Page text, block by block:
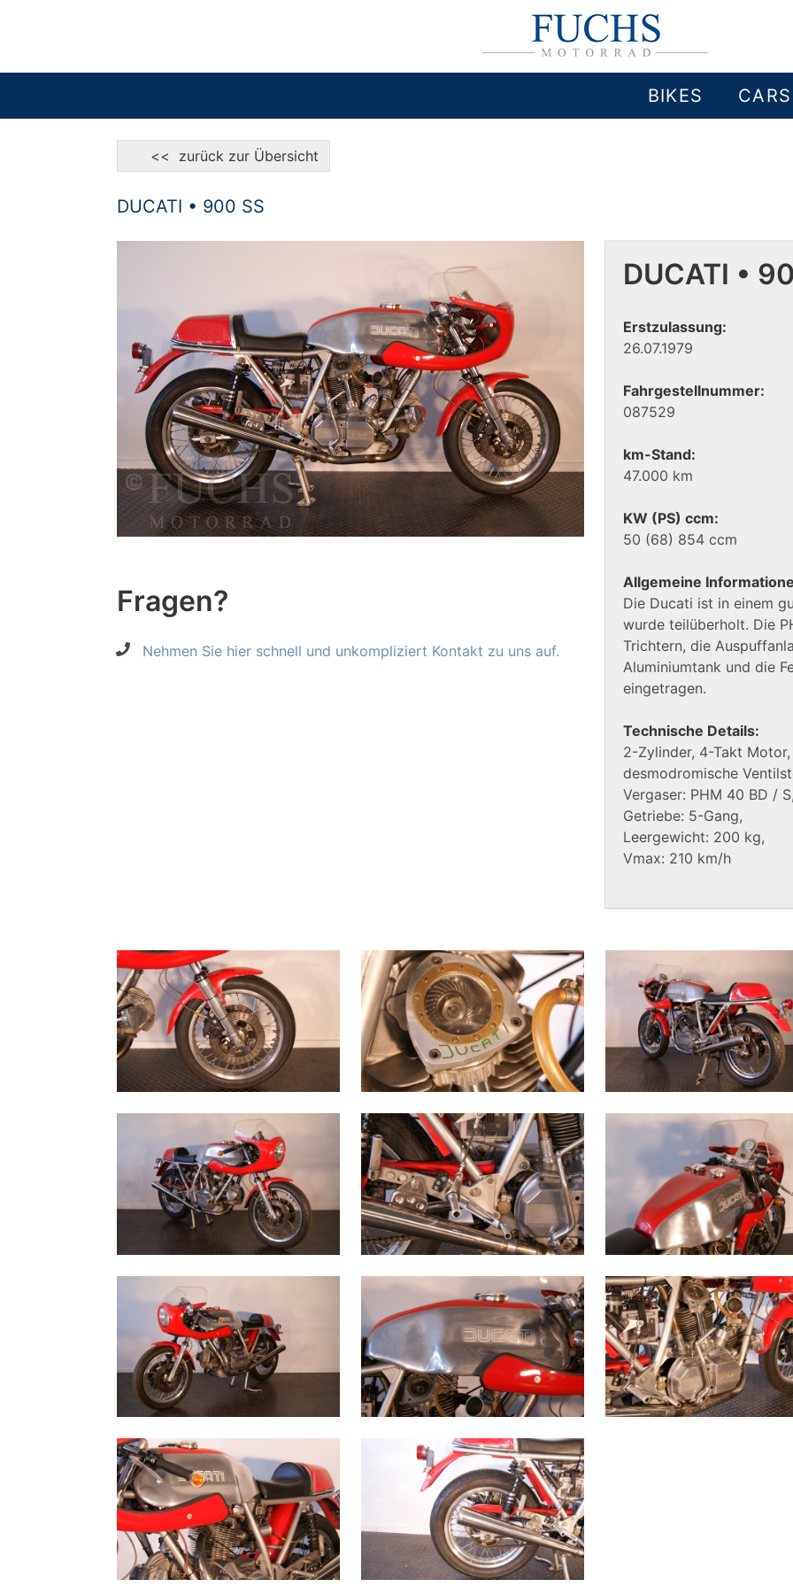
BIKES CARS
<< zurück zur Übersicht
DUCATI • 900 SS
Fragen?
Nehmen Sie hier schnell und unkompliziert Kontakt zu uns auf.
DUCATI •
Erstzulassung:
26.07.1979
Fahrgestellnummer:
087529
km-Stand:
47.000 km
KW (PS) ccm:
50 (68) 854 ccm
Allgemeine
Die Ducati ist in einem
wurde teilüberholt. Die
Trichtern, die
Aluminiumtank und die
eingetragen.
Technische Details:
2-Zylinder, 4-Takt Motor,
desmodromische
Vergaser: PHM 40 BD /
Getriebe: 5-Gang,
Leergewicht: 200 kg,
Vmax: 210 km/h